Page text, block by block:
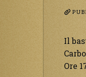
Il
Ore